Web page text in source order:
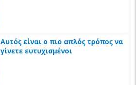
Αυτός είναι ο πιο απλός τρόπος να
γίνετε ευτυχισμένοι